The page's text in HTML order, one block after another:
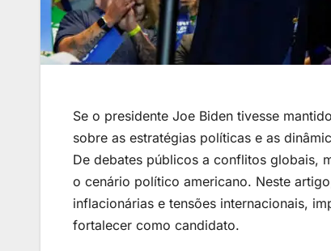
Se o presidente Joe Biden tivesse
sobre as estratégias políticas e as
De debates públicos a conflitos globais,
o cenário político americano. Neste
inflacionárias e tensões internacionais,
fortalecer como candidato.